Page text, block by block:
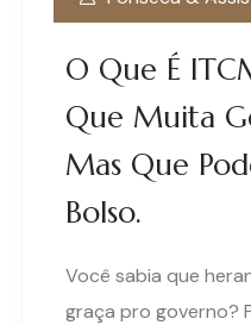
O Que É
Que Muita
Mas Que
Bolso.
Você sabia que
graça pro governo?